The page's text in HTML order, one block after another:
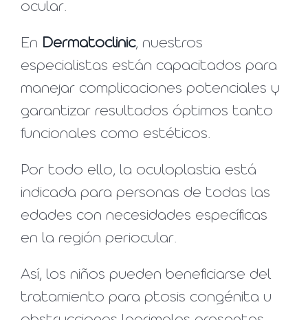
ocular.
En Dermatoclinic, nuestros
especialistas están capacitados para
manejar complicaciones potenciales y
garantizar resultados óptimos tanto
funcionales como estéticos.
Por todo ello, la oculoplastia está
indicada para personas de todas las
edades con necesidades específicas
en la región periocular.
Así, los niños pueden beneficiarse del
tratamiento para ptosis congénita u